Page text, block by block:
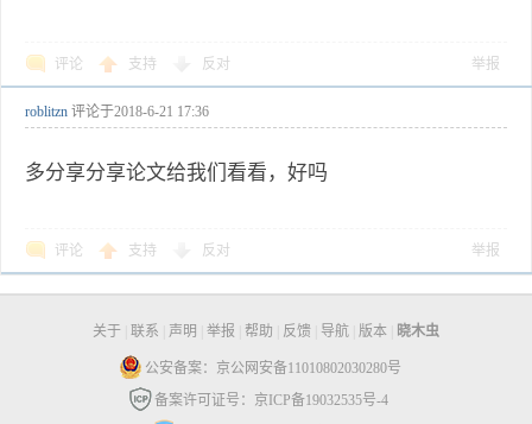
评论 支持 反对 举报
roblitzn 评论于2018-6-21 17:36
多分享分享论文给我们看看，好吗
评论 支持 反对 举报
关于 联系 声明 举报 帮助 反馈 导航 版本 晓木虫
公安备案：京公网安备11010802030280号
备案许可证号：京ICP备19032535号-4